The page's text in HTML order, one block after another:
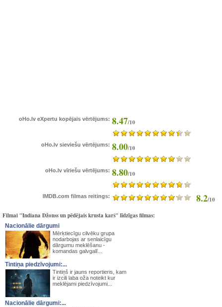
oHo.lv eXpertu kopējais vērtējums: 8.47/10
oHo.lv sieviešu vērtējums: 8.00/10
oHo.lv vīriešu vērtējums: 8.80/10
IMDB.com filmas reitings: 8.2/10
Filmai "Indiana Džonss un pēdējais krusta karš" līdzīgas filmas:
Nacionālie dārgumi
Mērķtiecīgu cilvēku grupa
nodarbojas ar senlaicīgu
dārgumu meklēšanu -
komandas galvgalī...
Tintiņa piedzīvojumi:...
Tintiņš ir jauns reportieris, kam
ir izcili laba oža noteikt kur
meklējami piedzīvojumi...
Nacionālie dārgumi:...